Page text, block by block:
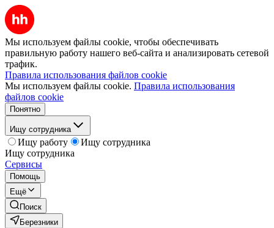
Мы используем файлы cookie, чтобы обеспечивать
правильную работу нашего веб-сайта и анализировать сетевой
трафик.
Правила использования файлов cookie
Мы используем файлы cookie. Правила использования
файлов cookie
Понятно
Ищу сотрудника
Ищу работу
Ищу сотрудника
Ищу сотрудника
Сервисы
Помощь
Ещё
Поиск
Березники